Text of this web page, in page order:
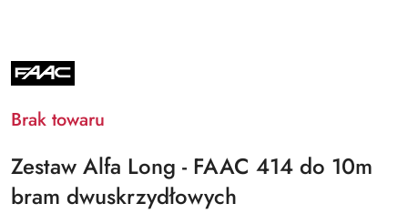
NAZWA
PRODUCENTA:
FAAC
Brak towaru
Zestaw Alfa Long - FAAC 414 do 10m
bram dwuskrzydłowych